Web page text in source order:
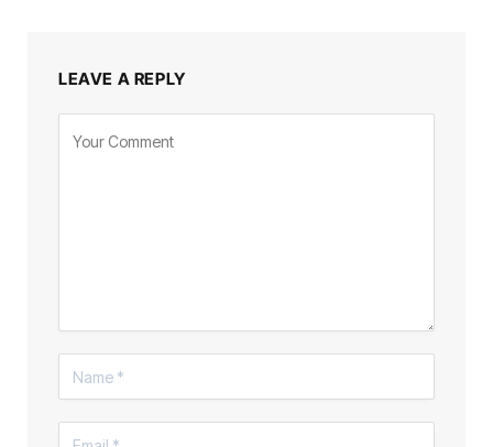
LEAVE A REPLY